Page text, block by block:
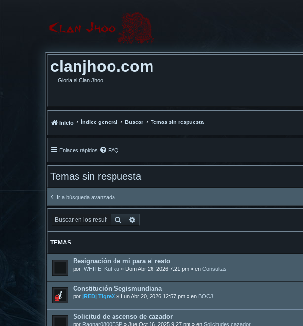
clanjhoo.com
Gloria al Clan Jhoo
Inicio Índice general Buscar Temas sin respuesta
Enlaces rápidos FAQ
Temas sin respuesta
Ir a búsqueda avanzada
Buscar
TEMAS
Resignación de mi para el resto
por |WHITE| Kut ku » Dom Abr 26, 2026 7:21 pm » en Consultas
Constitución Segismundiana
por |RED| TigreX » Lun Abr 20, 2026 12:57 pm » en BOCJ
Solicitud de ascenso de cazador
por Ragnar0800ESP » Jue Oct 16, 2025 9:27 pm » en Solicitudes cazador